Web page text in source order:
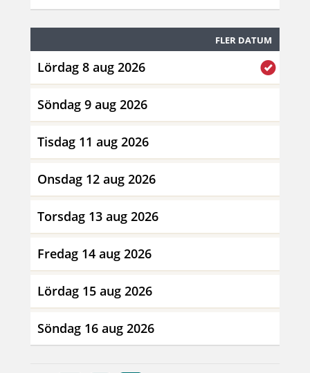
FLER DATUM
Lördag 8 aug 2026
Söndag 9 aug 2026
Tisdag 11 aug 2026
Onsdag 12 aug 2026
Torsdag 13 aug 2026
Fredag 14 aug 2026
Lördag 15 aug 2026
Söndag 16 aug 2026